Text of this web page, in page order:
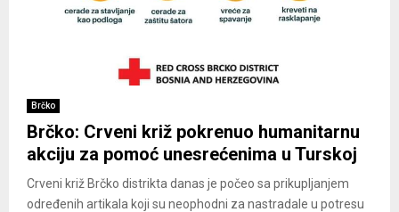
Brčko
Brčko: Crveni križ pokrenuo humanitarnu
akciju za pomoć unesrećenima u Turskoj
Crveni križ Brčko distrikta danas je počeo sa prikupljanjem
određenih artikala koji su neophodni za nastradale u potresu